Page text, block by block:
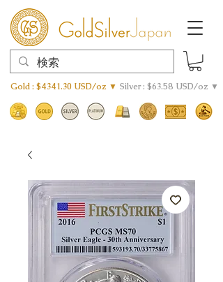
Gold : $4341.30 USD/oz ▼ Silver : $63.58 USD/oz ▼